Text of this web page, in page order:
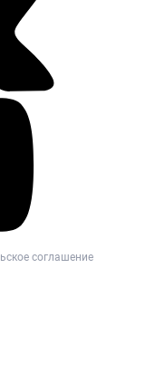
соглашение